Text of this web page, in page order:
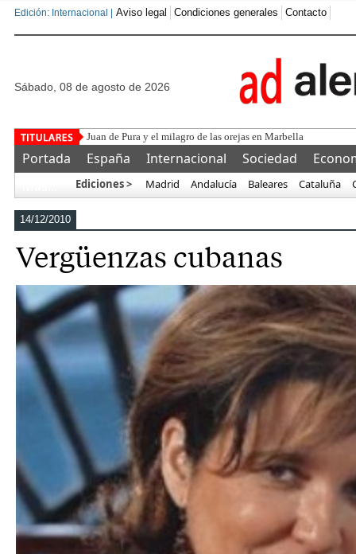
Edición: Internacional | Aviso legal Condiciones generales Contacto
sábado, 08 de agosto de 2026
Juan de Pura y el milagro de las orejas en Marbella
Portada España Internacional Sociedad
Ediciones > Madrid Andalucía Baleares Cataluña
14/12/2010
Vergüenzas cubanas